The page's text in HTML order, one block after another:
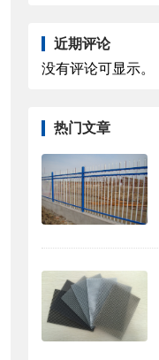
近期评论
没有评论可显示。
热门文章